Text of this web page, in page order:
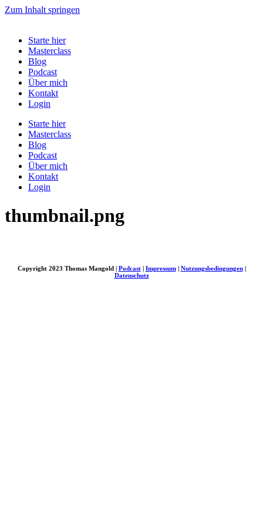
Zum Inhalt springen
Starte hier
Masterclass
Blog
Podcast
Über mich
Kontakt
Login
Starte hier
Masterclass
Blog
Podcast
Über mich
Kontakt
Login
thumbnail.png
Copyright 2023 Thomas Mangold | Podcast| Impressum| Nutzungsbedingungen|
Datenschutz